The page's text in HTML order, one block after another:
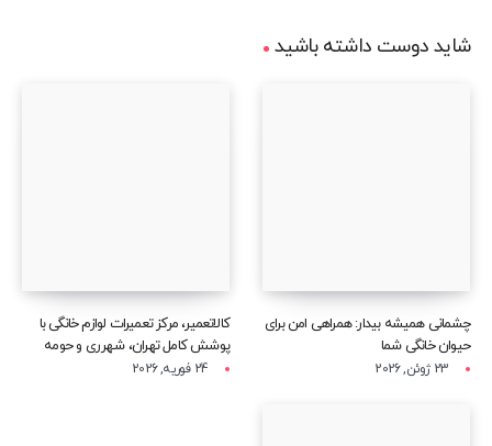
شاید دوست داشته باشید
چشمانی همیشه بیدار: همراهی امن برای
حیوان خانگی شما
23 ژوئن, 2026
کالاتعمیر، مرکز تعمیرات لوازم خانگی با
پوشش کامل تهران، شهرری و حومه
24 فوریه, 2026